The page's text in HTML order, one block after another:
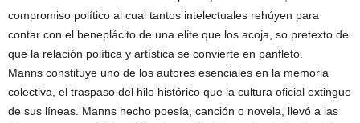
compromiso político al cual tantos intelectuales rehúyen para
contar con el beneplácito de una elite que los acoja, so pretexto de
que la relación política y artística se convierte en panfleto.
Manns constituye uno de los autores esenciales en la memoria
colectiva, el traspaso del hilo histórico que la cultura oficial extingue
de sus líneas. Manns hecho poesía, canción o novela, llevó a las